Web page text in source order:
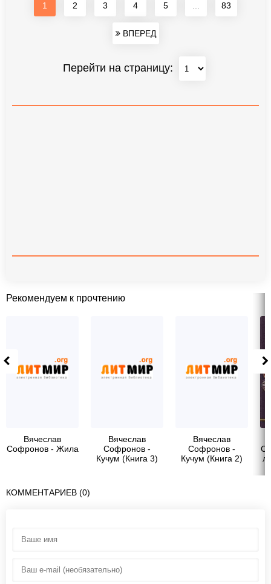
1 2 3 4 5 83
ВПЕРЕД
Перейти на страницу:
Рекомендуем к прочтению
Вячеслав
Софронов - Жила
Вячеслав
Софронов -
Кучум (Книга 3)
Вячеслав
Софронов -
Кучум (Книга 2)
КОММЕНТАРИЕВ (0)